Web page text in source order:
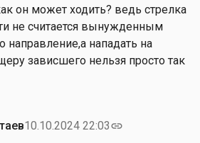
он может ходить? ведь стрелка
не считается вынужденным
направление,а нападать на
зависшего нельзя просто так
10.10.2024 22:03link